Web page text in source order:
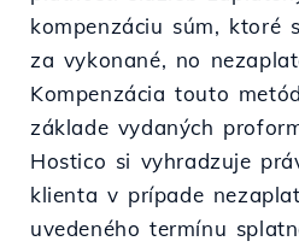
kompenzáciu súm, ktoré
za vykonané, no
Kompenzácia touto
základe vydaných
Hostico si vyhradzuje
klienta v prípade
uvedeného termínu